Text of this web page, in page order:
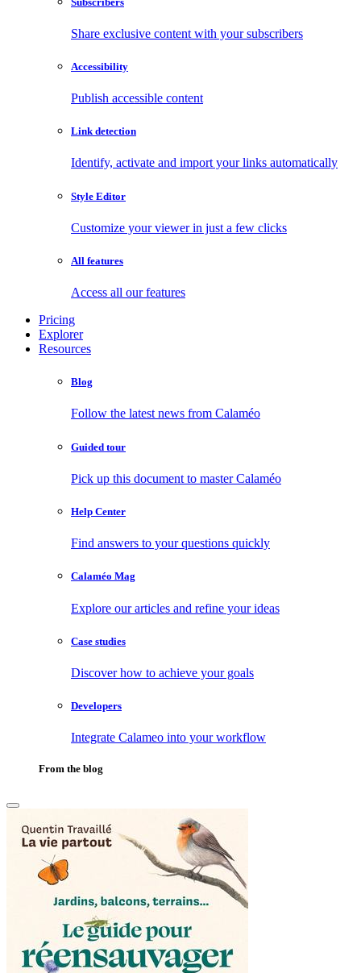
Share exclusive content with your subscribers
Accessibility
Publish accessible content
Link detection
Identify, activate and import your links automatically
Style Editor
Customize your viewer in just a few clicks
All features
Access all our features
Pricing
Explorer
Resources
Blog
Follow the latest news from Calaméo
Guided tour
Pick up this document to master Calaméo
Help Center
Find answers to your questions quickly
Calaméo Mag
Explore our articles and refine your ideas
Case studies
Discover how to achieve your goals
Developers
Integrate Calameo into your workflow
From the blog